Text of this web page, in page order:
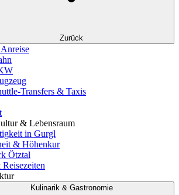
Zurück
Transfers & Taxis
& Lebensraum
in Gurgl
& Höhenkur
Ötztal
Kulinarik & Gastronomie